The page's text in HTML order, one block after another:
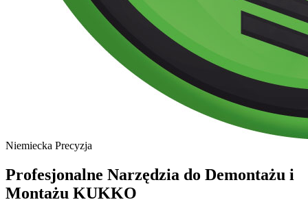
Niemiecka Precyzja
Profesjonalne Narzędzia do Demontażu i
Montażu KUKKO